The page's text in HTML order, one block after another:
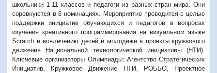
школьники 1-11 классов и педагоги из разных стран мира. Они
соревнуются в 8 номинациях. Мероприятие проводится с целью
поддержки инициатив обучающихся и педагогов в вопросах
изучения креативного программирования на визуальном языке
Scratch и вовлечению детей и молодежи в проекты кружкового
движения Национальной технологической инициативы (НТИ).
Ключевые организаторы Олимпиады: Агентство Стратегических
Инициатив, Кружковое Движение НТИ, РОББО, Проектное